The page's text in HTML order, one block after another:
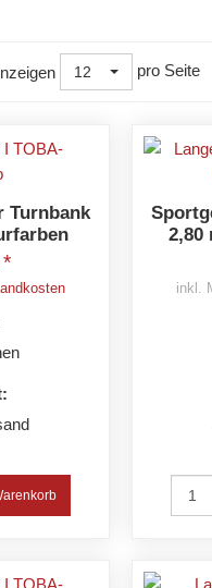
12 pro Seite
Turnbank
2,80
inkl.